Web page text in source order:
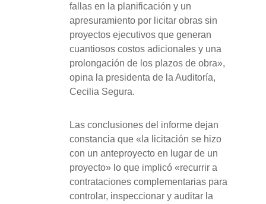
fallas en la planificación y un
apresuramiento por licitar obras sin
proyectos ejecutivos que generan
cuantiosos costos adicionales y una
prolongación de los plazos de obra»,
opina la presidenta de la Auditoría,
Cecilia Segura.
Las conclusiones del informe dejan
constancia que «la licitación se hizo
con un anteproyecto en lugar de un
proyecto» lo que implicó «recurrir a
contrataciones complementarias para
controlar, inspeccionar y auditar la